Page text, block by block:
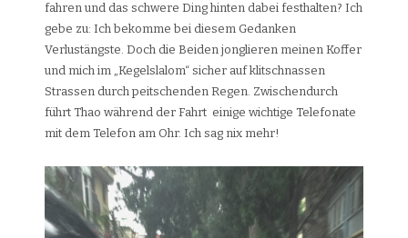
fahren und das schwere Ding hinten dabei festhalten? Ich
gebe zu: Ich bekomme bei diesem Gedanken
Verlustängste. Doch die Beiden jonglieren meinen Koffer
und mich im „Kegelslalom“ sicher auf klitschnassen
Strassen durch peitschenden Regen. Zwischendurch
führt Thao während der Fahrt einige wichtige Telefonate
mit dem Telefon am Ohr. Ich sag nix mehr!